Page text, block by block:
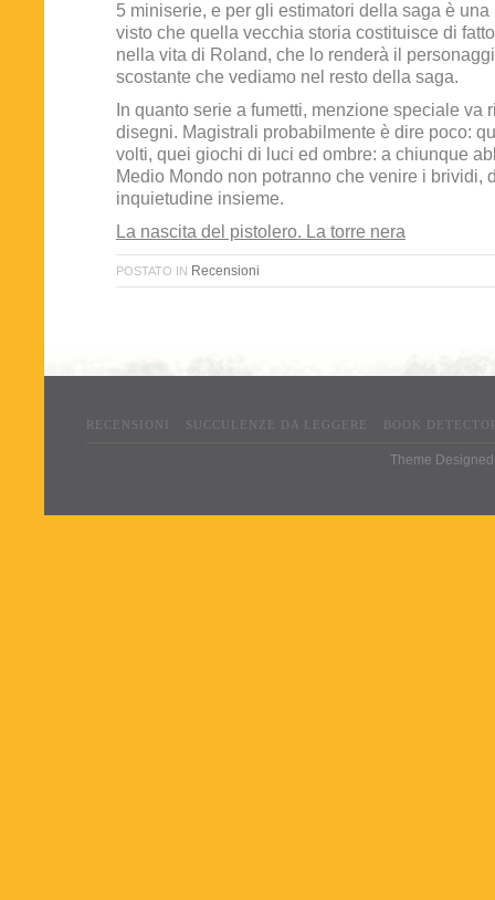
5 miniserie, e per gli estimatori della saga è
visto che quella vecchia storia costituisce di
nella vita di Roland, che lo renderà il
scostante che vediamo nel resto della saga.
In quanto serie a fumetti, menzione speciale va
disegni. Magistrali probabilmente è dire poco:
volti, quei giochi di luci ed ombre: a chiunque
Medio Mondo non potranno che venire i brividi,
inquietudine insieme.
La nascita del pistolero. La torre nera
POSTATO IN Recensioni
RECENSIONI SUCCULENZE DA LEGGERE BOOK
Theme